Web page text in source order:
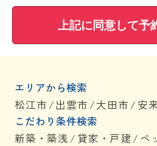
上記に同意して予
エリアから検索
松江市 / 出雲市 /大田市 / 安
こだわり条件検索
新築・築浅 / 貸家・戸建/ ペ